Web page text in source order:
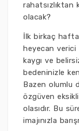
olacak?
İlk birkaç
heyecan verici
kaygı ve
bedeninizle
Bazen olumlu
özgüven
olasıdır. Bu
imajınızla